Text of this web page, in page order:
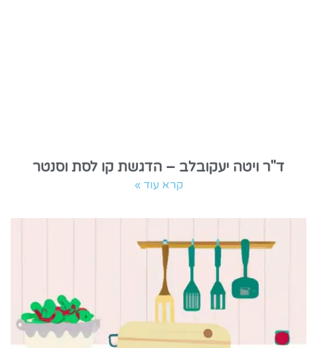
ד"ר ויטה יעקובלב – הדגשת קו לסת וסנטר
קרא עוד »